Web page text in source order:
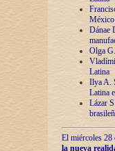
México
Dánae
Olga
Latina
Ilya A.
Latina
Lázar
El miércoles 28
la nueva